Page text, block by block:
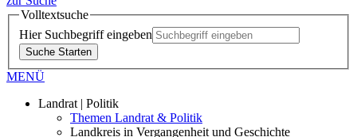
Volltextsuche
Hier Suchbegriff eingeben
Suche Starten
MENÜ
Landrat | Politik
Themen Landrat & Politik
Landkreis in Vergangenheit und Geschichte